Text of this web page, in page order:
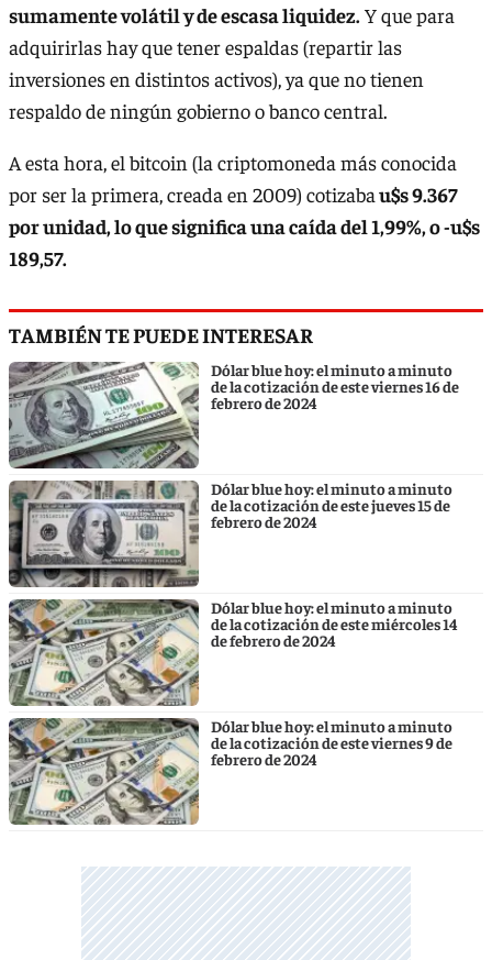
sumamente volátil y de escasa liquidez.Y que para
adquirirlas hay que tener espaldas (repartir las
inversiones en distintos activos), ya que no tienen
respaldo de ningún gobierno o banco central.
A esta hora, el bitcoin (la criptomoneda más conocida
por ser la primera, creada en 2009) cotizabau$s 9.367
por unidad, lo que significa una caída del 1,99%, o -u$s
189,57.
TAMBIÉN TE PUEDE INTERESAR
Dólar blue hoy: el minuto a minuto
de la cotización de este viernes 16 de
febrero de 2024
Dólar blue hoy: el minuto a minuto
de la cotización de este jueves 15 de
febrero de 2024
Dólar blue hoy: el minuto a minuto
de la cotización de este miércoles 14
de febrero de 2024
Dólar blue hoy: el minuto a minuto
de la cotización de este viernes 9 de
febrero de 2024